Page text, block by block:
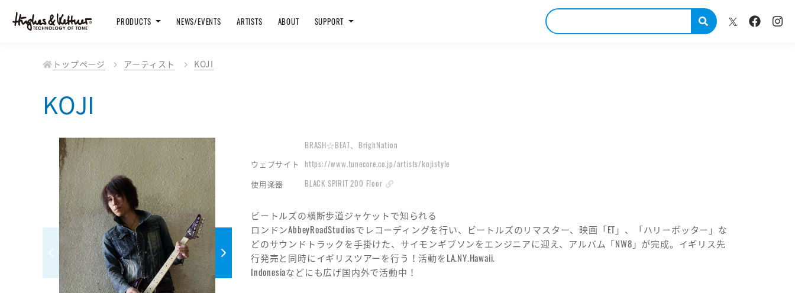
PRODUCTS NEWS/EVENTS ARTISTS ABOUT SUPPORT
トップページ アーティスト KOJI
KOJI
BRASH☆BEAT、BrighNation
ウェブサイト https://www.tunecore.co.jp/artists/kojistyle
使用楽器
BLACK SPIRIT 200 Floor
ビートルズの横断歩道ジャケットで知られる
ロンドンAbbeyRoadStudiosでレコーディングを行い、ビートルズのリマスター、映画「ET」、「ハリーポッター」な
どのサウンドトラックを手掛けた、サイモンギブソンをエンジニアに迎え、アルバム「NW8」が完成。イギリス先
行発売と同時にイギリスツアーを行う！活動をLA.NY.Hawaii.
Indonesiaなどにも広げ国内外で活動中！